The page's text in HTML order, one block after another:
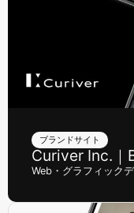
ブランドサイト
Curiver Inc.｜
Web・グラフィック